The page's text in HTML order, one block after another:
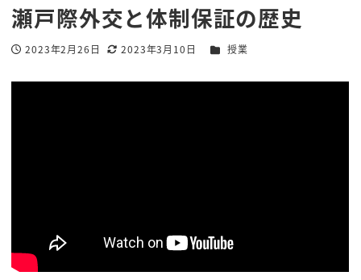
瀬戸際外交と体制保証の歴史
投稿日
2023年2月26日
更新日
2023年3月10日
著
カテゴリー
授業